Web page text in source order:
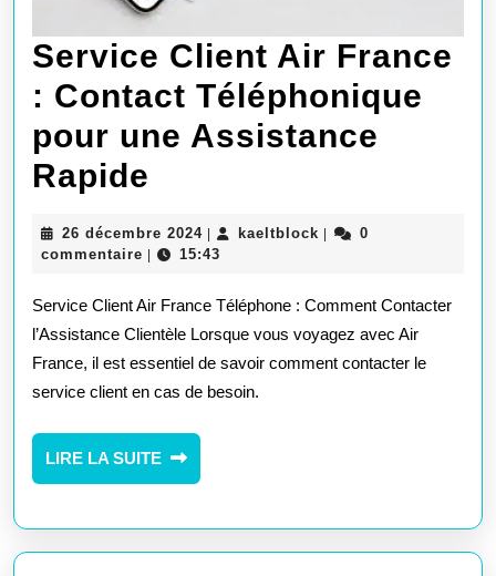
Service Client Air France
: Contact Téléphonique
pour une Assistance
Rapide
Air
France
:
Contact
pour
une
Assistance
26 décembre 202426
décembre
kaeltblock kaeltblock
0
commentaire
15:43
Service Client Air France Téléphone : Comment Contacter
l’Assistance Clientèle Lorsque vous voyagez avec Air
France, il est essentiel de savoir comment contacter le
service client en cas de besoin.
LIRE LA SUITE
LIRE
LA